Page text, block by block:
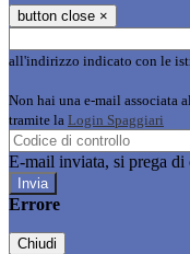
button close ×
all'indirizzo indicato con le
Non hai una e-mail associata
tramite la Login Spaggiari
E-mail inviata, si prega di
Errore
Chiudi